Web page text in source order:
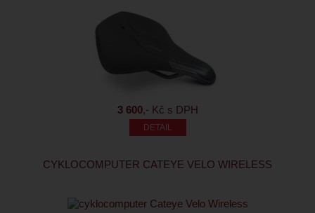
3 600,- Kč s DPH
CYKLOCOMPUTER CATEYE VELO WIRELESS